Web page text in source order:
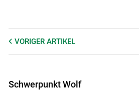
VORIGER ARTIKEL
Schwerpunkt Wolf